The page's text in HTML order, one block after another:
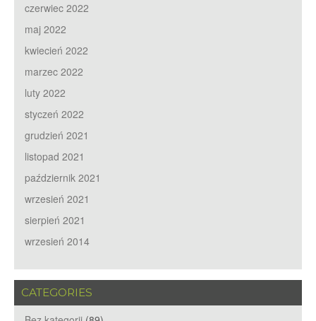
czerwiec 2022
maj 2022
kwiecień 2022
marzec 2022
luty 2022
styczeń 2022
grudzień 2021
listopad 2021
październik 2021
wrzesień 2021
sierpień 2021
wrzesień 2014
CATEGORIES